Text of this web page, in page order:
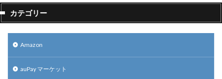
カテゴリー
Amazon
auPay マーケット